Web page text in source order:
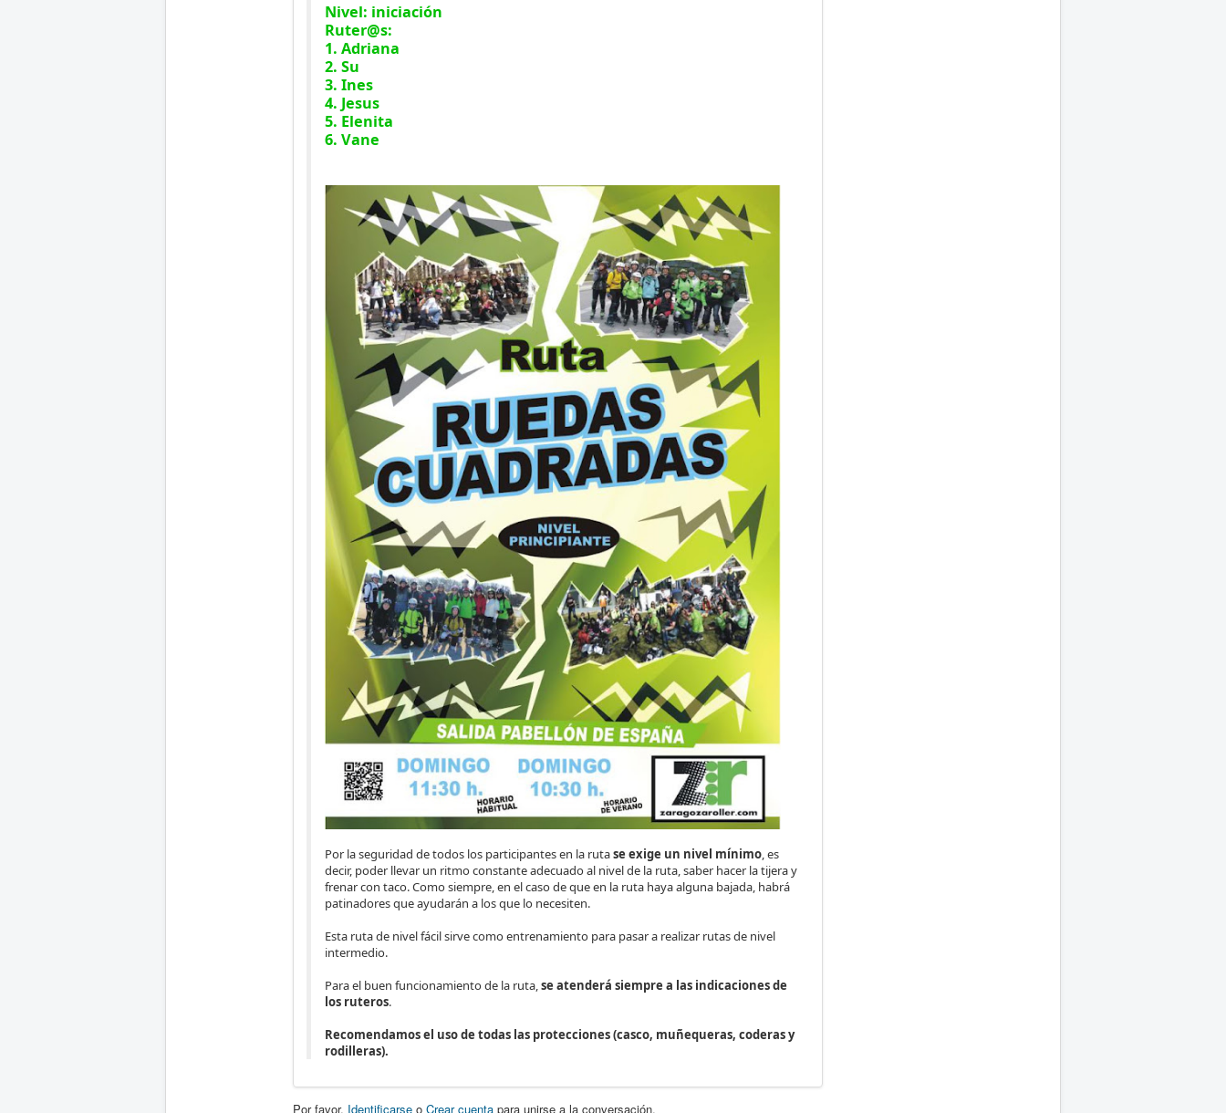
Nivel: iniciación
Ruter@s:
1. Adriana
2. Su
3. Ines
4. Jesus
5. Elenita
6. Vane
Por la seguridad de todos los participantes en la rutase exige un nivel mínimo, es
decir, poder llevar un ritmo constante adecuado al nivel de la ruta, saber hacer la tijera y
frenar con taco. Como siempre, en el caso de que en la ruta haya alguna bajada, habrá
patinadores que ayudarán a los que lo necesiten.
Esta ruta de nivel fácil sirve como entrenamiento para pasar a realizar rutas de nivel
intermedio.
Para el buen funcionamiento de la ruta,se atenderá siempre a las indicaciones de
los ruteros.
Recomendamos el uso de todas las protecciones (casco, muñequeras, coderas y
rodilleras).
Por favor, Identificarse oCrear cuenta para unirse a la conversación.